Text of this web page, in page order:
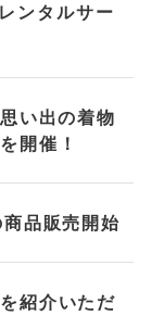
ンタルサー
い出の着物
開催！
品販売開始
紹介いただ